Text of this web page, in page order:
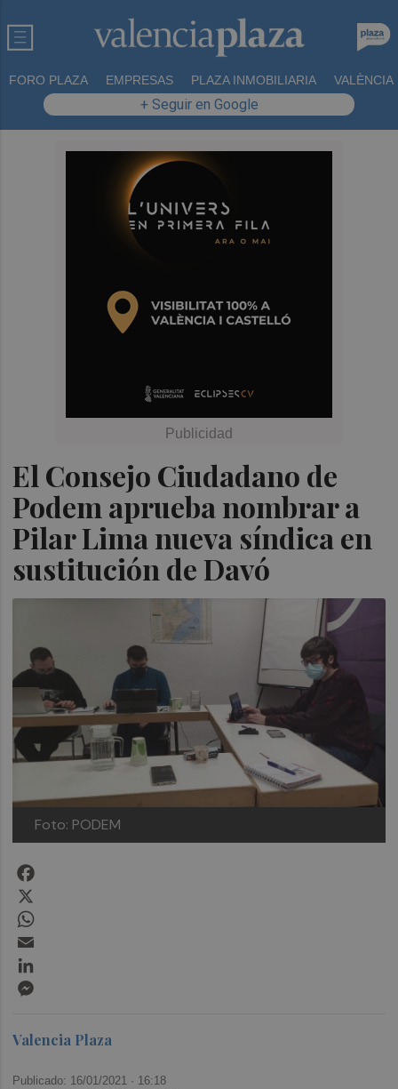
FORO PLAZA EMPRESAS PLAZA INMOBILIARIA VALÈNCIA
+ Seguir en Google
El Consejo Ciudadano de
Podem aprueba nombrar a
Pilar Lima nueva síndica en
sustitución de Davó
Foto: PODEM
Valencia Plaza
Publicado: 16/01/2021 · 16:18